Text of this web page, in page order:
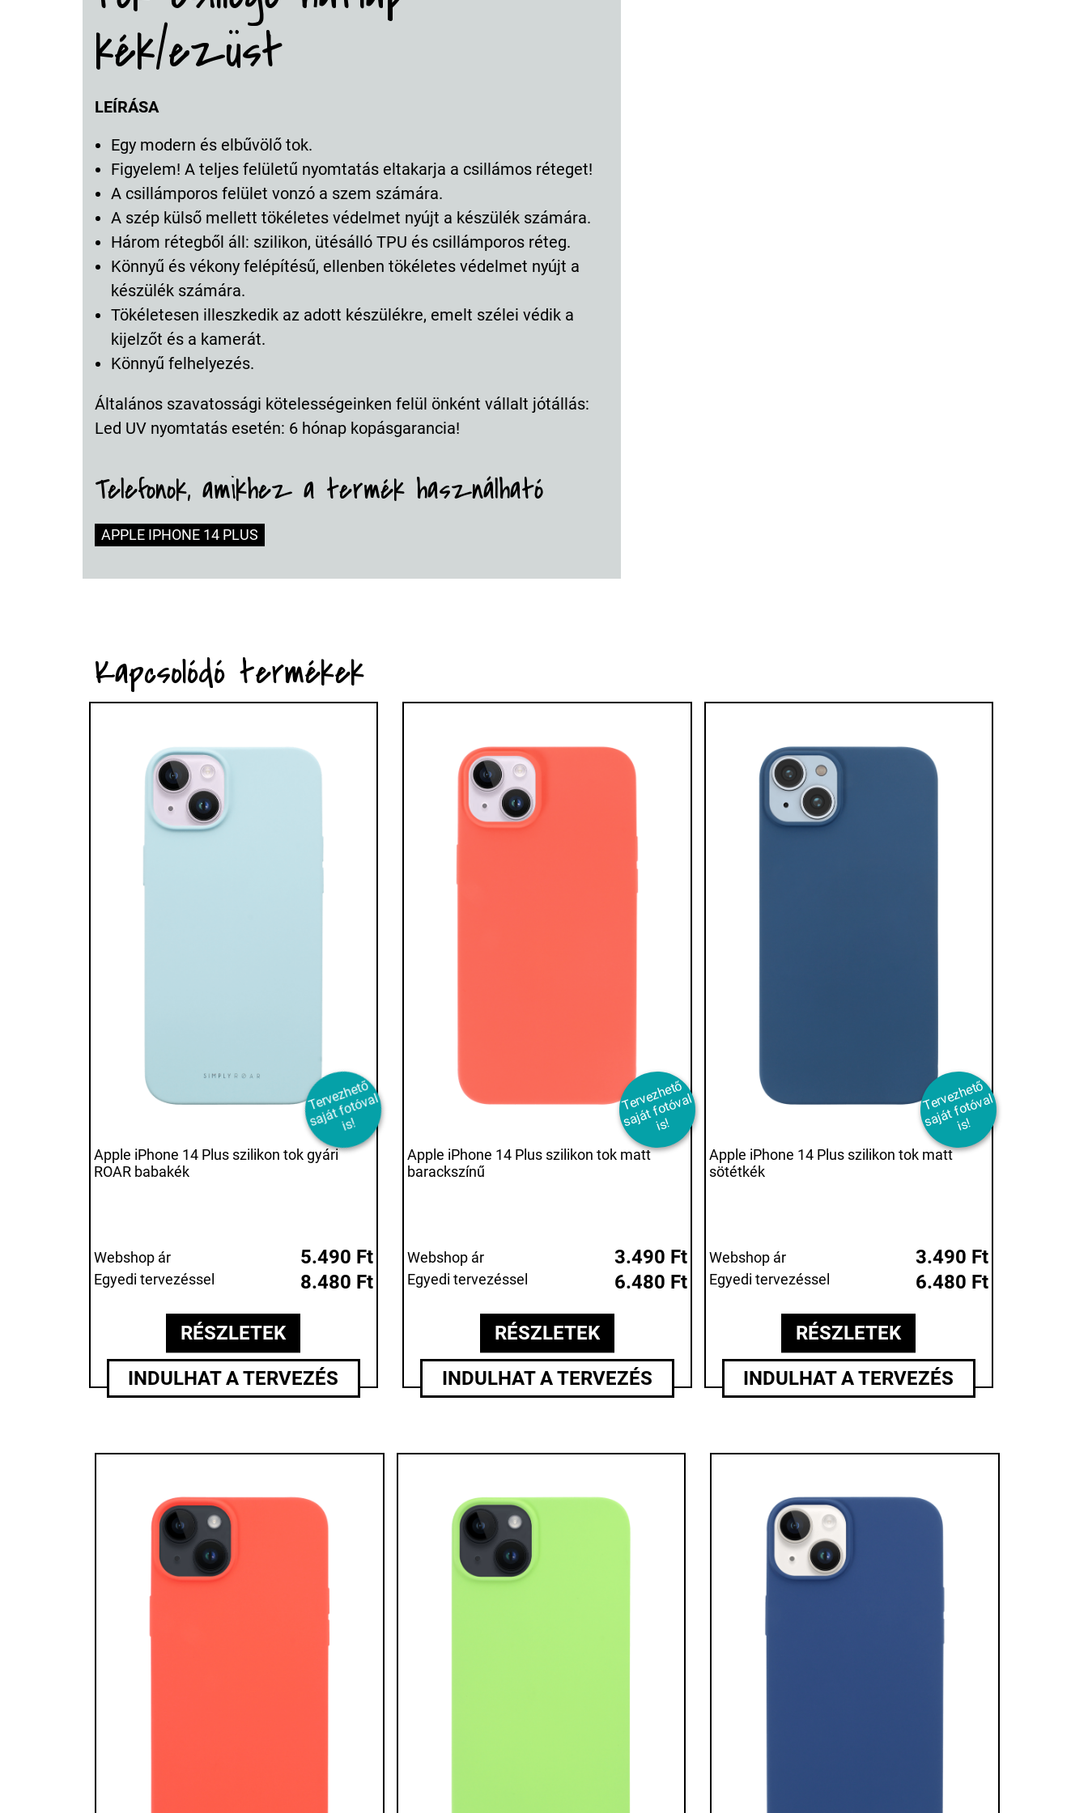
kék/ezüst
LEÍRÁSA
Egy modern és elbűvölő tok.
Figyelem! A teljes felületű nyomtatás eltakarja a csillámos réteget!
A csillámporos felület vonzó a szem számára.
A szép külső mellett tökéletes védelmet nyújt a készülék számára.
Három rétegből áll: szilikon, ütésálló TPU és csillámporos réteg.
Könnyű és vékony felépítésű, ellenben tökéletes védelmet nyújt a
készülék számára.
Tökéletesen illeszkedik az adott készülékre, emelt szélei védik a
kijelzőt és a kamerát.
Könnyű felhelyezés.
Általános szavatossági kötelességeinken felül önként vállalt jótállás:
Led UV nyomtatás esetén: 6 hónap kopásgarancia!
Telefonok, amikhez a termék használható
APPLE IPHONE 14 PLUS
Kapcsolódó termékek
T
er
v
e
z
h
et
ő
s
aj
át
f
ot
ó
v
al
i
s!
Apple iPhone 14 Plus szilikon tok gyári
ROAR babakék
Webshop ár 5.490 Ft
Egyedi tervezéssel 8.480 Ft
RÉSZLETEK
INDULHAT A TERVEZÉS
T
er
v
e
z
h
et
ő
s
aj
át
f
ot
ó
v
al
i
s!
Apple iPhone 14 Plus szilikon tok matt
barackszínű
Webshop ár 3.490 Ft
Egyedi tervezéssel 6.480 Ft
RÉSZLETEK
INDULHAT A TERVEZÉS
T
er
v
e
z
h
et
ő
s
aj
át
f
ot
ó
v
al
i
s!
Apple iPhone 14 Plus szilikon tok matt
sötétkék
Webshop ár 3.490 Ft
Egyedi tervezéssel 6.480 Ft
RÉSZLETEK
INDULHAT A TERVEZÉS